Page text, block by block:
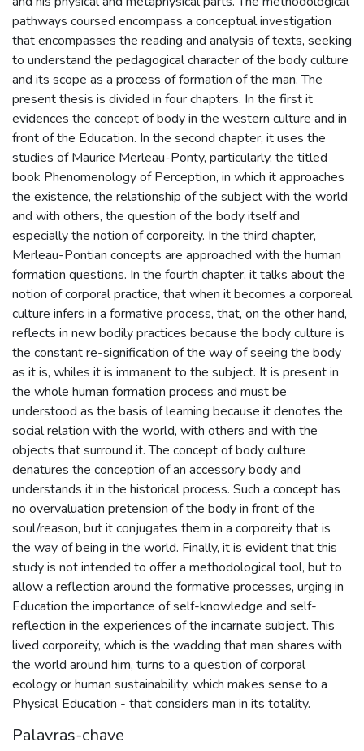
pathways coursed encompass a conceptual investigation
that encompasses the reading and analysis of texts, seeking
to understand the pedagogical character of the body culture
and its scope as a process of formation of the man. The
present thesis is divided in four chapters. In the first it
evidences the concept of body in the western culture and in
front of the Education. In the second chapter, it uses the
studies of Maurice Merleau-Ponty, particularly, the titled
book Phenomenology of Perception, in which it approaches
the existence, the relationship of the subject with the world
and with others, the question of the body itself and
especially the notion of corporeity. In the third chapter,
Merleau-Pontian concepts are approached with the human
formation questions. In the fourth chapter, it talks about the
notion of corporal practice, that when it becomes a corporeal
culture infers in a formative process, that, on the other hand,
reflects in new bodily practices because the body culture is
the constant re-signification of the way of seeing the body
as it is, whiles it is immanent to the subject. It is present in
the whole human formation process and must be
understood as the basis of learning because it denotes the
social relation with the world, with others and with the
objects that surround it. The concept of body culture
denatures the conception of an accessory body and
understands it in the historical process. Such a concept has
no overvaluation pretension of the body in front of the
soul/reason, but it conjugates them in a corporeity that is
the way of being in the world. Finally, it is evident that this
study is not intended to offer a methodological tool, but to
allow a reflection around the formative processes, urging in
Education the importance of self-knowledge and self-
reflection in the experiences of the incarnate subject. This
lived corporeity, which is the wadding that man shares with
the world around him, turns to a question of corporal
ecology or human sustainability, which makes sense to a
Physical Education - that considers man in its totality.
Palavras-chave